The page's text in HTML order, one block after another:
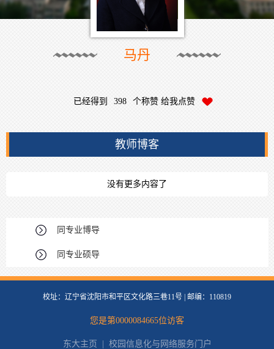
马丹
已经得到 398 个称赞 给我点赞
教师博客
没有更多内容了
同专业博导
同专业硕导
校址：辽宁省沈阳市和平区文化路三巷11号 | 邮编：110819
您是第0000084665位访客
东大主页 校园信息化与网络服务门户